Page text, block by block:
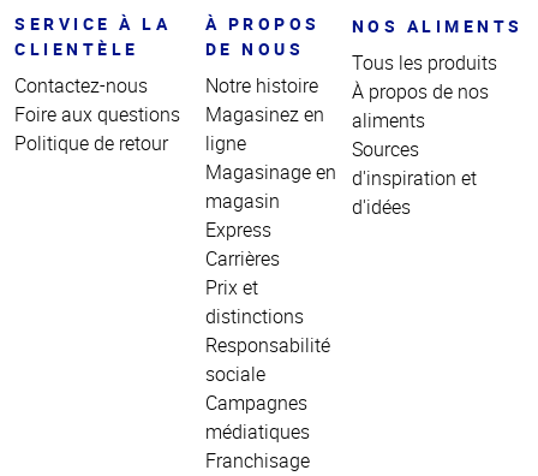
SERVICE À LA
CLIENTÈLE
Contactez-nous
Foire aux questions
Politique de retour
À PROPOS
DE NOUS
Notre histoire
Magasinez en
ligne
Magasinage en
magasin
Express
Carrières
Prix et
distinctions
Responsabilité
sociale
Campagnes
médiatiques
Franchisage
NOS ALIMENTS
Tous les produits
À propos de nos
aliments
Sources
d'inspiration et
d'idées